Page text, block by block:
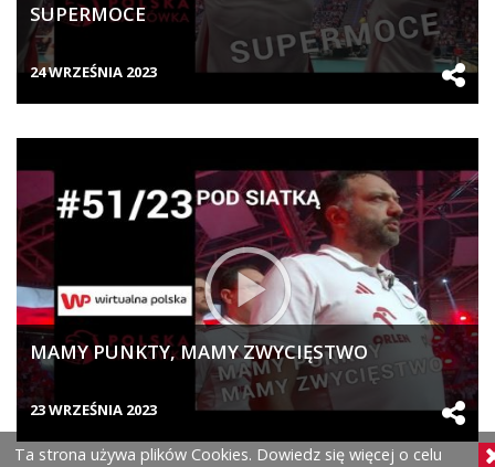
Ta strona używa plików Cookies. Dowiedz się więcej o celu
SUPERMOCE
24 WRZEŚNIA 2023
MAMY PUNKTY, MAMY ZWYCIĘSTWO
23 WRZEŚNIA 2023